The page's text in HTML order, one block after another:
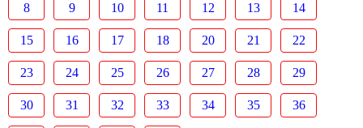
8 9 10 11 12 13 14
15 16 17 18 20 21 22
23 24 25 26 27 28 29
30 31 32 33 34 35 36